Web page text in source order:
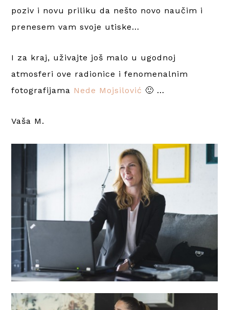
poziv i novu priliku da nešto novo naučim i
prenesem vam svoje utiske…
I za kraj, uživajte još malo u ugodnoj
atmosferi ove radionice i fenomenalnim
fotografijama Nede Mojsilović 🙂 …
Vaša M.